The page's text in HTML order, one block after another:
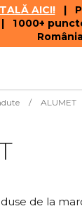
AICI!|
1 000+
/ ALUMET
de la